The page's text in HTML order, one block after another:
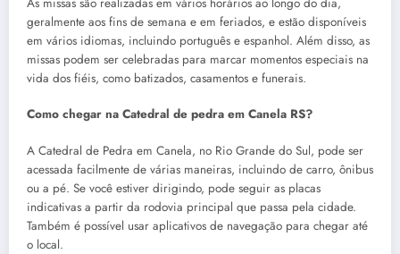
geralmente aos fins de semana e em feriados, e estão disponíveis
em vários idiomas, incluindo português e espanhol. Além disso, as
missas podem ser celebradas para marcar momentos especiais na
vida dos fiéis, como batizados, casamentos e funerais.
Como chegar na Catedral de pedra em Canela RS?
A Catedral de Pedra em Canela, no Rio Grande do Sul, pode ser
acessada facilmente de várias maneiras, incluindo de carro, ônibus
ou a pé. Se você estiver dirigindo, pode seguir as placas
indicativas a partir da rodovia principal que passa pela cidade.
Também é possível usar aplicativos de navegação para chegar até
o local.